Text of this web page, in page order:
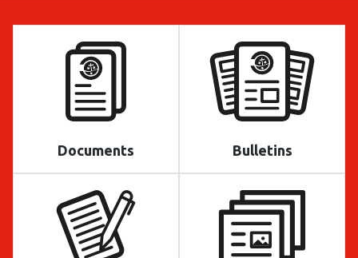
Documents Bulletins